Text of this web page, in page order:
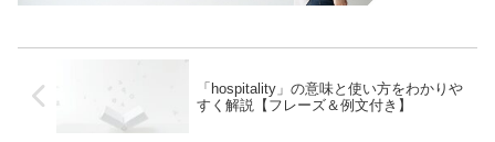
「hospitality」の意味と使い方をわかりや
すく解説【フレーズ＆例文付き】